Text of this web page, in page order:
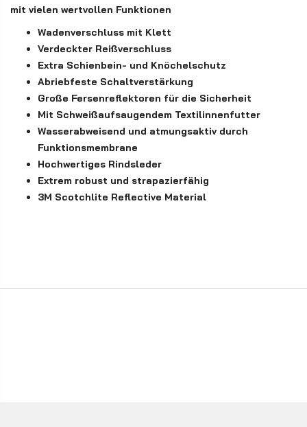
mit vielen wertvollen Funktionen
Wadenverschluss mit Klett
Verdeckter Reißverschluss
Extra Schienbein- und Knöchelschutz
Abriebfeste Schaltverstärkung
Große Fersenreflektoren für die Sicherheit
Mit Schweißaufsaugendem Textilinnenfutter
Wasserabweisend und atmungsaktiv durch
Funktionsmembrane
Hochwertiges Rindsleder
Extrem robust und strapazierfähig
3M Scotchlite Reflective Material